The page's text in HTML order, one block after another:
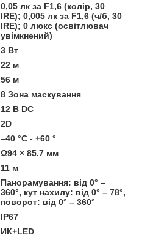
0,05 лк за F1,6 (колір, 30
IRE); 0,005 лк за F1,6 (ч/б, 30
IRE); 0 люкс (освітлювач
увімкнений)
3 Вт
22 м
56 м
8 Зона маскування
12 В DC
2D
–40 °C - +60 °
Ω94 × 85.7 мм
11 м
Панорамування: від 0° –
360°, кут нахилу: від 0° – 78°,
поворот: від 0° – 360°
IP67
ИК+LED